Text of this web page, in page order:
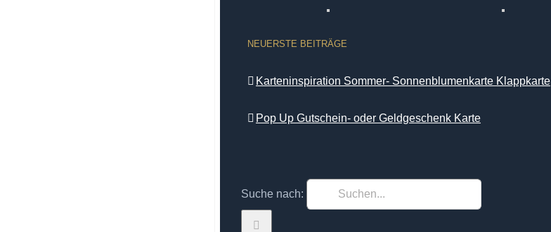
NEUERSTE BEITRÄGE
Karteninspiration Sommer- Sonnenblumenkarte Klappkarte
Pop Up Gutschein- oder Geldgeschenk Karte
Suche nach: